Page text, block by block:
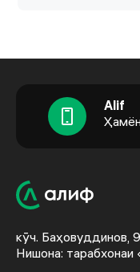
Alif
кӯч. Баҳовуддинов,
Нишона: тарабхонаи